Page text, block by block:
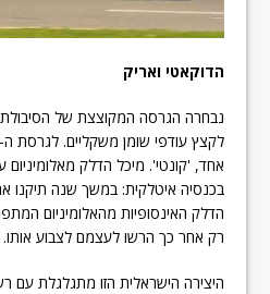
הדוקאטי ואריק
נבחרה הגרסה המקוצצת של הסיבולת.
אחד, 'קונטי'. מיכל הדלק
בכנסיה איטלקית: במשך שנה תיקנו
הדלק האינסופיות מהאלומיניום
רק אחר כך הרשו לעצמם לצבוע אותו.
היצירה הישראלית הזו מתגלגלת עם